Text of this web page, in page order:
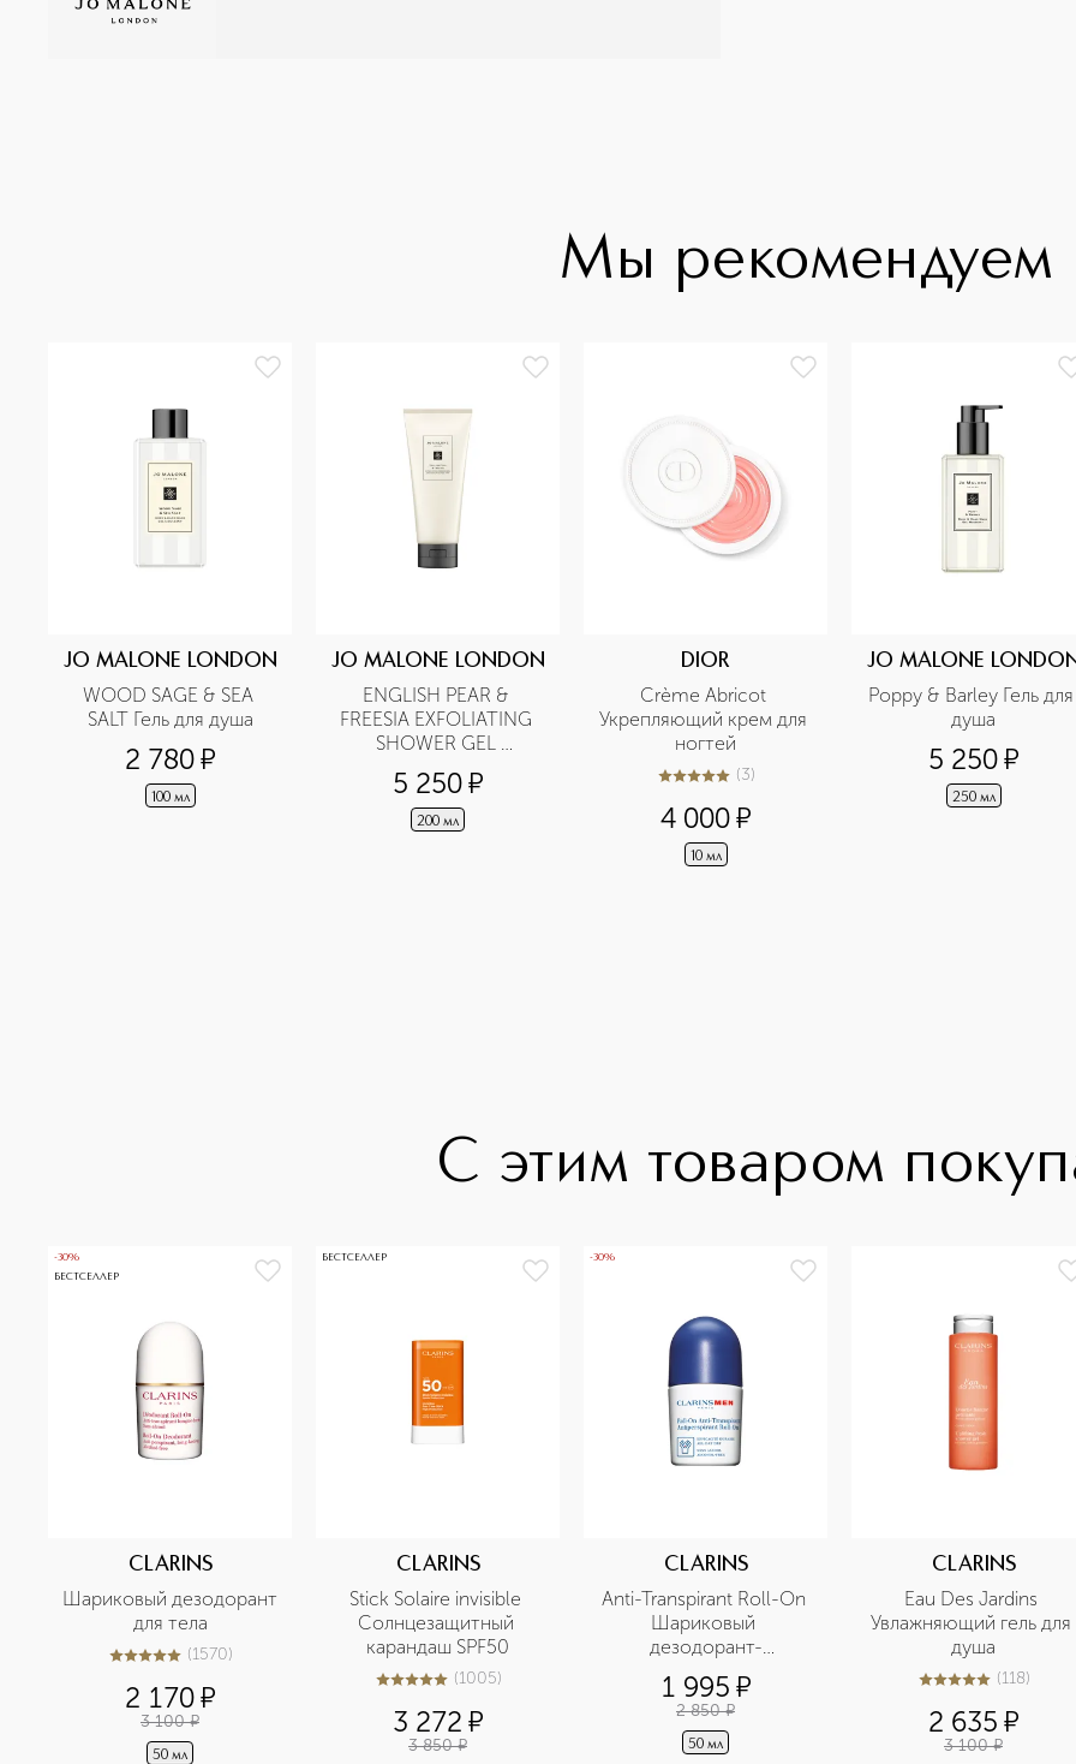
Мы рекомендуем
JO MALONE LONDON
WOOD SAGE & SEA
SALT Гель для душа
2 780¤
100 мл
JO MALONE LONDON
ENGLISH PEAR &
FREESIA EXFOLIATING
SHOWER GEL
Очищающий гель-скраб
5 250¤
200 мл
DIOR
Crème Abricot
Укрепляющий крем для
ногтей
5из 53 (3)
4 000¤
10 мл
JO MALONE
Poppy & Barley Гель для
душа
5 250¤
250 мл
С этим товаром
-30%
БЕСТСЕЛЛЕР
CLARINS
Шариковый дезодорант
для тела
5из 51570 (1570)
2 170¤
3 100 ¤
50 мл
БЕСТСЕЛЛЕР
CLARINS
Stick Solaire invisible
Солнцезащитный
карандаш SPF50
5из 51005 (1005)
3 272 ¤
3 850 ¤
-30%
CLARINS
Anti-Transpirant Roll-On
Шариковый
дезодорант-
антиперспирант для
мужчин
1 995 ¤
2 850 ¤
50 мл
CLARINS
Eau Des Jardins
Увлажняющий гель для
душа
5из 5118 (118)
2 635 ¤
3 100 ¤